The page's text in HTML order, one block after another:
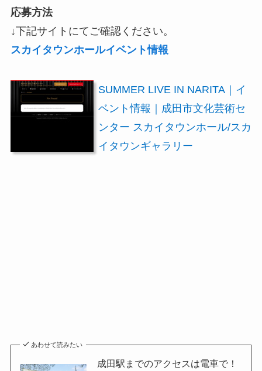
応募方法
↓下記サイトにてご確認ください。
スカイタウンホールイベント情報
SUMMER LIVE IN NARITA｜イ
ベント情報｜成田市文化芸術セ
ンター スカイタウンホール/スカ
イタウンギャラリー
あわせて読みたい
成田駅までのアクセスは電車で！